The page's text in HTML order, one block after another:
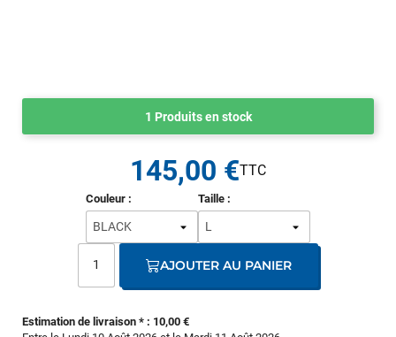
1 Produits en stock
Estimation de livraison * : 10,00 €
Couleur : Taille :
145,00 €
AJOUTER AU PANIER